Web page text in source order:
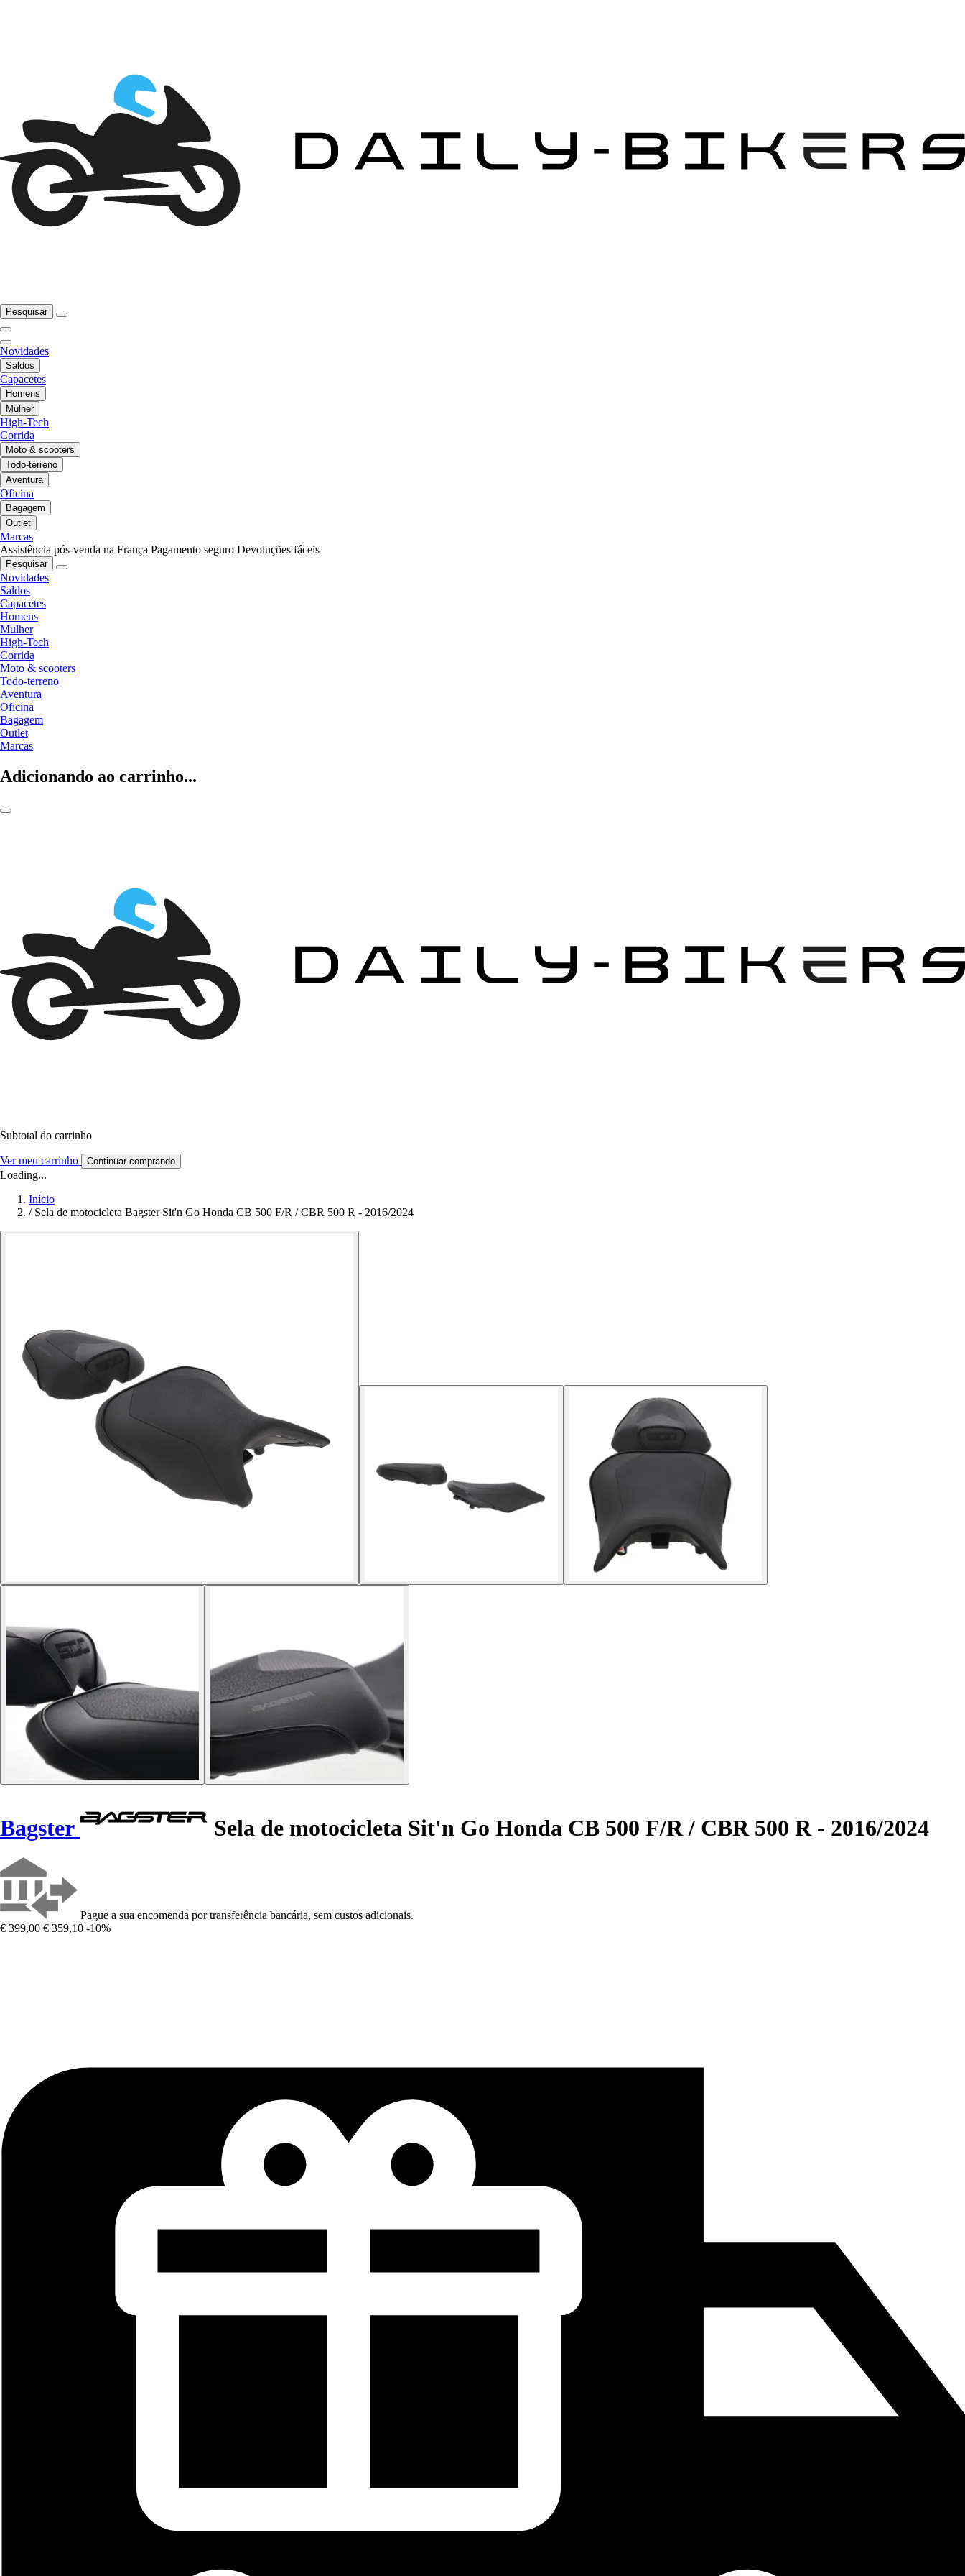
Pesquisar
Novidades
Saldos
Capacetes
Homens
Mulher
High-Tech
Corrida
Moto & scooters
Todo-terreno
Aventura
Oficina
Bagagem
Outlet
Marcas
Assistência pós-venda na França Pagamento seguro Devoluções fáceis
Pesquisar
Novidades
Saldos
Capacetes
Homens
Mulher
High-Tech
Corrida
Moto & scooters
Todo-terreno
Aventura
Oficina
Bagagem
Outlet
Marcas
Adicionando ao carrinho...
Subtotal do carrinho
Ver meu carrinho Continuar comprando
Loading...
Início
/ Sela de motocicleta Bagster Sit'n Go Honda CB 500 F/R / CBR 500 R - 2016/2024
Bagster Sela de motocicleta Sit'n Go Honda CB 500 F/R / CBR 500 R - 2016/2024
Pague a sua encomenda por transferência bancária, sem custos adicionais.
€ 399,00 € 359,10 -10%